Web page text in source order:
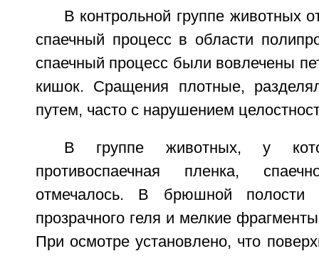
В контрольной группе животных
спаечный процесс в области
спаечный процесс были вовлечены
кишок. Сращения плотные,
путем, часто с нарушением
В группе животных, у
противоспаечная пленка,
отмечалось. В брюшной
прозрачного геля и мелкие
При осмотре установлено, что